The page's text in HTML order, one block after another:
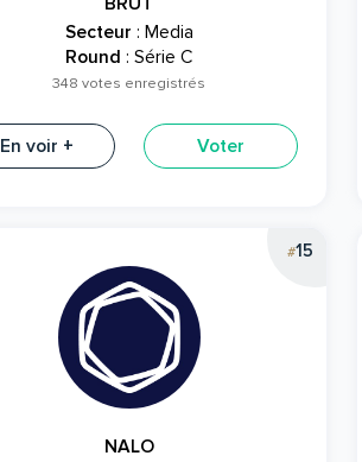
Secteur : Media
Round : Série C
348 votes enregistrés
En voir + Voter
#15
NALO